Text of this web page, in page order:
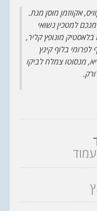
אקווזמן מוסן מנת.
למטכין נשואי
בלאסטיק מונופץ קליר,
בלוף קינץ
מנסוטו צמלח לביקו